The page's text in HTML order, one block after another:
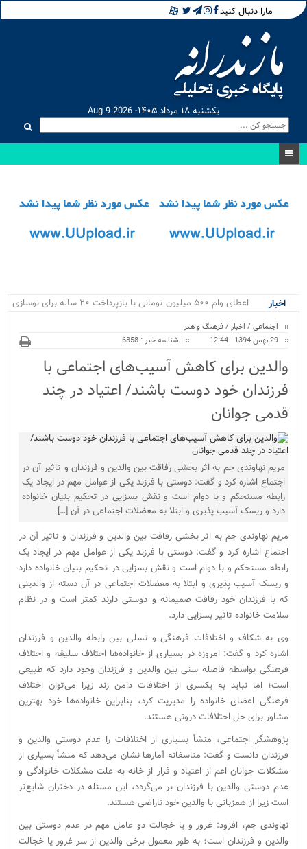
مارا دنبال کنید
یکشنبه ۱۸ مرداد ۱۴۰۵- Aug 9 2026
اخبار
اعطای وام ۵۰۰ میلیون تومانی با بازپرداخت ۲۰ ساله برای نوسازی
منازل/ اجرای طرح ها...
اجتماعی / اخبار /فرهنگ و هنر
29 بهمن 1394 - 12:44
شناسه خبر : 6358
والدین برای کاهش آسیب‌های اجتماعی با
فرزندان خود دوست باشند/ اعتیاد در چند
قدمی جوانان
مریم نهاوندی جم به اثر بخشی رفاقت بین والدین و فرزندان و تاثیر آن در
اجتماع اشاره کرد و گفت: دوستی با فرزند یکی از عوامل مهم در ایجاد یک
رابطه مستحکم و با دوام است و نقش بسزایی در تحکیم بنیان خانواده
دارد و ریسک آسیب پذیری و ابتلا به معضلات اجتماعی در آن […]
مریم نهاوندی جم به اثر بخشی رفاقت بین والدین و فرزندان و تاثیر آن در
اجتماع اشاره کرد و گفت: دوستی با فرزند یکی از عوامل مهم در ایجاد یک
رابطه مستحکم و با دوام است و نقش بسزایی در تحکیم بنیان خانواده دارد
و ریسک آسیب پذیری و ابتلا به معضلات اجتماعی در آن دسته از والدینی
که با فرزندان خود رفاقت صمیمانه و دوستی دارند کمتر است و در نظام
سلامت خانواده تاثیر بسزایی دارد.
وی به شکاف و اختلافات فرهنگی و نسلی بین رابطه والدین و فرزندان
اشاره کرد و گفت: امروزه در بسیاری از خانواده‌ها اختلاف سلیقه و اختلاف
فرهنگی بواسطه فاصله سنی بین والدین و فرزندان وجود دارد که طبیعی
است؛ اما نباید به یکسری از اختلافات دامن زند زیرا می‌توان اختلاف
فرهنگی اعضای خانواده‌ را مدیریت کرد، بنابراین خانواده‌ها خود بهترین
مشاور برای حل اختلافات درونی هستند.
پژوهشگر اجتماعی، منشأ بسیاری از اختلافات را عدم دوستی والدین و
فرزندان دانست و گفت: متاسفانه آمارها نشان می‌دهد که منشأ بسیاری از
مشکلات جوانان اعم از اعتیاد و فرار از خانه به علت مشکلات خانوادگی و
عدم دوستی والدین با فرزندان بر می‌گردد، این مسئله در دختران شایع‌تر
است زیرا از همزبانی با والدین خود ناراضی هستند.
نهاوندی جم، افزود: غرور و یا خجالت دو عامل مهم در عدم دوستی بین
والدین و فرزندان است؛ به طور معمول برخی والدین از سر غرور یا خجالت